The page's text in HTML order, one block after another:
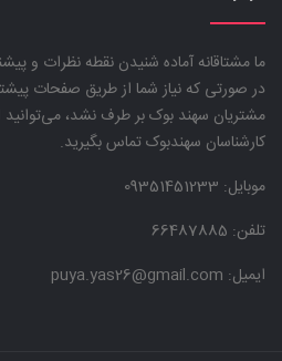
ما مشتاقانه آماده شنیدن نقطه نظرات و
در صورتی که نیاز شما از طریق صفحات
مشتریان سهند بوک بر طرف نشد، می‌توانید
کارشناسان سهندبوک تماس بگیرید.
موبایل:
تلفن: 66487885
ایمیل: puya.yas26@gmail.com